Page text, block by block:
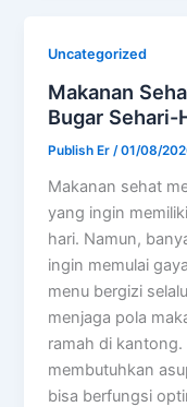
Uncategorized
Makanan
Bugar Sehari-
Publish Er/01/08/
Makanan sehat
yang ingin
hari. Namun,
ingin memulai
menu bergizi
menjaga pola
ramah di kantong.
membutuhkan
bisa berfungsi